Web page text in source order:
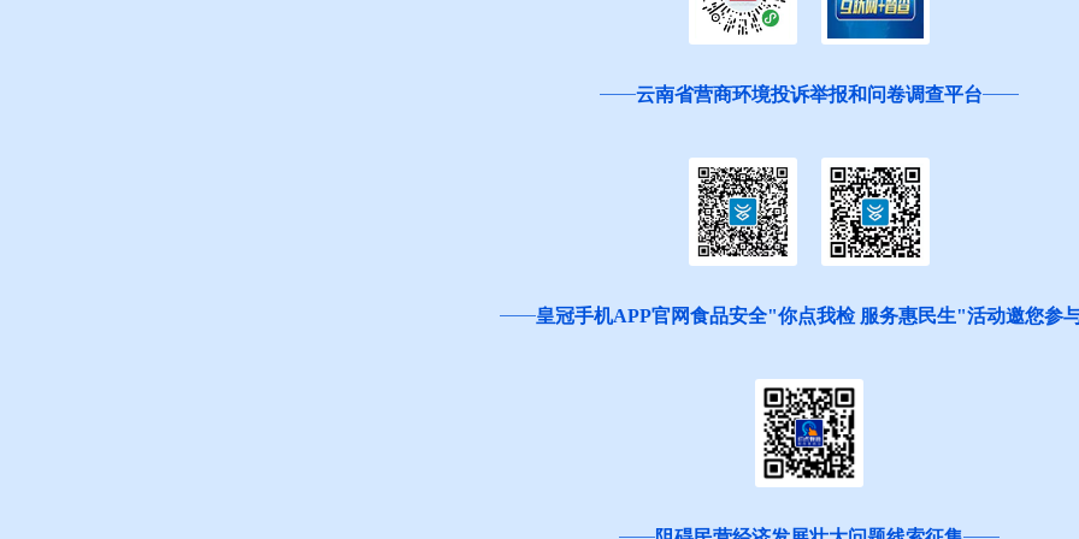
云南省营商环境投诉举报和问卷调查平台
皇冠手机APP官网食品安全"你点我检 服务惠民生"活动邀您参